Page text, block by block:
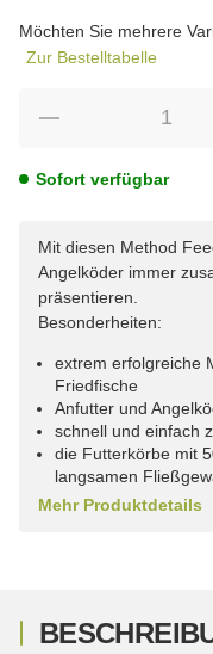
Möchten Sie mehrere
Zur Bestelltabelle
Sofort verfügbar
Mit diesen Method
Angelköder immer
präsentieren.
Besonderheiten:
extrem erfolgreiche
Friedfische
Anfutter und
schnell und einfach
die Futterkörbe mit
langsamen
Mehr Produktdetails